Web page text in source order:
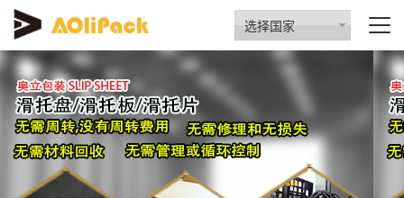
选择国家